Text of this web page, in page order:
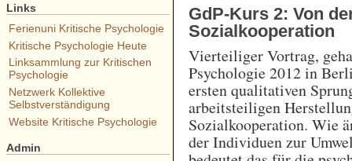
GdP-Kurs 2: Von
Sozial­kooperation
Vierteiliger Vortrag,
Psychologie 2012 in
ersten qualitativen
arbeitsteiligen
Sozialkooperation. Wie
der Individuen zur
Links
Ferienuni Kritische Psychologie
Kritische Psychologie Heute
Linksammlung zur Kritischen
Psychologie
Netzwerk Kollektive
Selbstverständigung
Website Kritische Psychologie
Admin